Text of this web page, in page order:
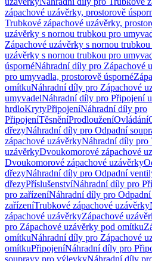
zápachové uzávěrky, prostorově
Trubkové zápachové uzávěrky,
uzávěrky s nornou trubkou pro
Zápachové uzávěrky s nornou
uzávěrky s nornou trubkou pro
úspornéNáhradní díly pro Zápachové
pro umyvadla, prostorově úsporné
omítkuNáhradní díly pro Zápachové
umyvadelNáhradní díly pro Připojení
hrdloKrytyPřipojeníNáhradní díly pro
PřipojeníTěsněníProdlouženíOvládání
dřezyNáhradní díly pro Odpadní
zápachové uzávěrkyNáhradní díly pro
uzávěrkyDvoukomorové zápachové
Dvoukomorové zápachové uzávěrky
dřezyNáhradní díly pro Odpadní
dřezyPříslušenstvíNáhradní díly pro
pro zařízeníNáhradní díly pro
zařízeníTrubkové zápachové uzávěrky
zápachové uzávěrkyZápachové
pro Zápachové uzávěrky pod omítku
omítkuNáhradní díly pro Zápachové
omítkuPřipojeníNáhradní díly pro
soupravy pro výlevkyNáhradní díly